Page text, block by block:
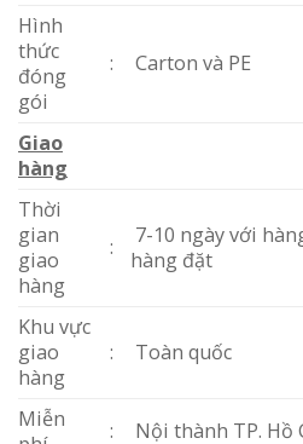
Hình
thức
đóng
gói
: Carton và PE
Giao
hàng
Thời
gian
giao
hàng
:
7-10 ngày với
hàng đặt
Khu vực
giao
hàng
: Toàn quốc
Miễn
: Nội thành TP. Hồ